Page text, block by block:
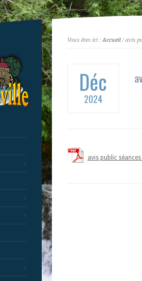
Vous êtes ici :Accueil/ avis
Déc
2024
avis public